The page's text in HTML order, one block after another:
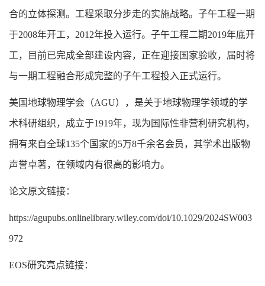
合的立体探测。工程采取分步走的实施战略。子午工程一期
于2008年开工，2012年投入运行。子午工程二期2019年底开
工，目前已完成全部建设内容，正在迎接国家验收，届时将
与一期工程融合形成完整的子午工程投入正式运行。
美国地球物理学会（AGU），是关于地球物理学领域的学
术科研组织，成立于1919年，现为国际性非营利研究机构，
拥有来自全球135个国家的5万8千余名会员，其学术出版物
声誉卓著，在领域内有很高的影响力。
论文原文链接：
https://agupubs.onlinelibrary.wiley.com/doi/10.1029/2024SW003
972
EOS研究亮点链接：